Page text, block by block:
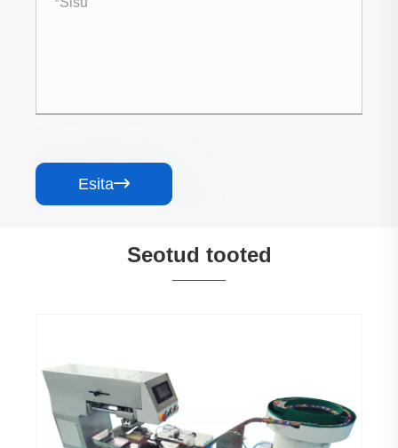
Esita
Seotud tooted
Automaatne 2 värvi Golf Tees tampoontrüki
masin
Vaata rohkem >>